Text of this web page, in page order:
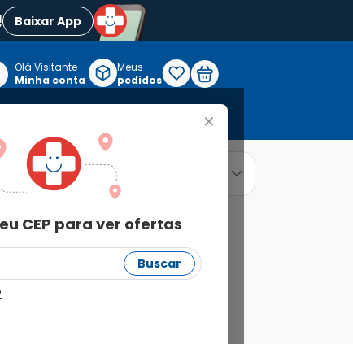
Baixar App
+
CEP para ver ofertas
Buscar
Olá Visitante
Minha conta
Meus
pedidos
ordenar por